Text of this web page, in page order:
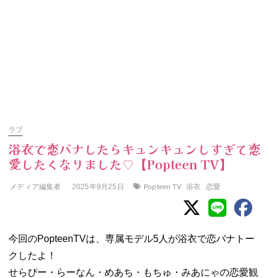
ラブ
浴衣で恋バナしたらキュンキュンしすぎて恋
愛したくなりました♡【Popteen TV】
メディア編集者 2025年9月25日 Popteen TV 浴衣 恋愛
今回のPopteenTVは、専属モデル5人が浴衣で恋バナトー
クしたよ！
せらぴー・らーなん・めあち・もちゅ・みあにゃの恋愛観